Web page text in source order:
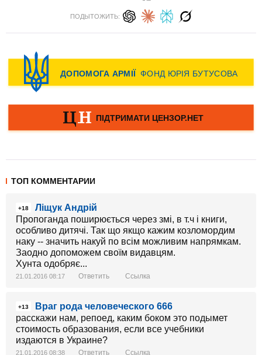
ПОДЫТОЖИТЬ:
ТОП КОММЕНТАРИИ
+18
Ліщук Андрій
Пропоганда поширюється через змі, в т.ч і книги,
особливо дитячі. Так що якщо кажим козломордим
наку -- значить накуй по всім можливим напрямкам.
Заодно допоможем своїм видавцям.
Хунта одобряє...
21.01.2016 08:17 Ответить Ссылка
+13
Враг рода человеческого 666
расскажи нам, репоед, каким боком это подымет
стоимость образования, если все учебники
издаются в Украине?
21.01.2016 08:38 Ответить Ссылка